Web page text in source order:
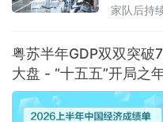
家队后持
焕新”的
群入选“
粤苏半年GDP双双突破
大盘 - “十五五”开局之